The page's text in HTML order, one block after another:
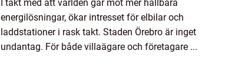
I takt med att världen går mot mer hållbara
energilösningar, ökar intresset för elbilar och
laddstationer i rask takt. Staden Örebro är inget
undantag. För både villaägare och företagare ...